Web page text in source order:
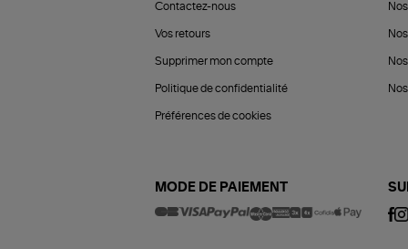
Contactez-nous
Vos retours
Supprimer mon compte
Politique de confidentialité
Préférences de cookies
MODE DE PAIEMENT